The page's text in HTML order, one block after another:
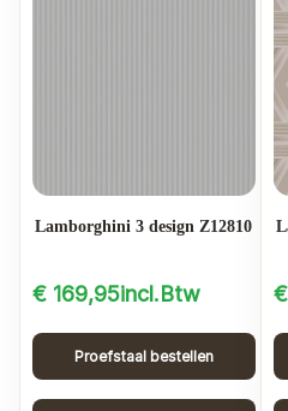
Lamborghini 3 design Z12810
€ 169,95incl.Btw
Proefstaal bestellen
€